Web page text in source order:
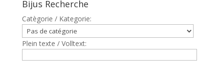
Bijus Recherche
Catègorie / Kategorie:
Plein texte / Volltext: